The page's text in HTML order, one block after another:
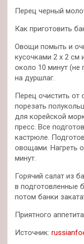
Перец черный
Как приготовить
Овощи помыть и
кусочками 2 х 2 см
около 10 минут (не
на дуршлаг.
Перец очистить от
порезать
для корейской
пресс. Все
кастрюле.
овощами. Нагреть
минут.
Горячий салат из
в подготовленные
потом банки
Приятного
Источник: